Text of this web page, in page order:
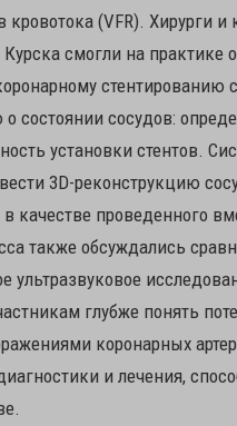
(VFR). Хирурги
смогли на практике
сосудов:
установки стентов.
3D-реконструкцию
качестве проведенного
также обсуждались
ультразвуковое
глубже понять
коронарных
и лечения,